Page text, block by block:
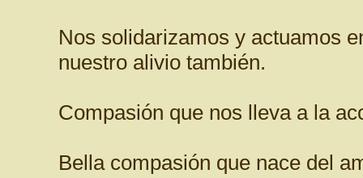
Nos solidarizamos y actuamos
nuestro alivio también.
Compasión que nos lleva a la
Bella compasión que nace del